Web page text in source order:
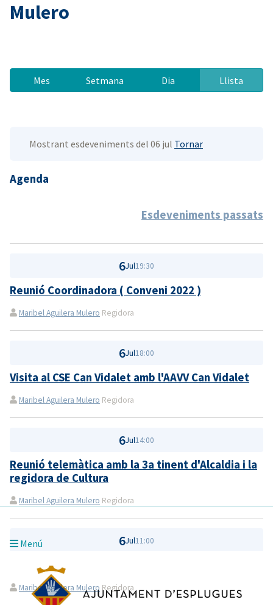
Mulero
Mes Setmana Dia Llista
Mostrant esdeveniments del 06 jul Tornar
Agenda
Esdeveniments passats
6Jul19:30
Reunió Coordinadora ( Conveni 2022 )
Maribel Aguilera Mulero Regidora
6Jul18:00
Visita al CSE Can Vidalet amb l'AAVV Can Vidalet
Maribel Aguilera Mulero Regidora
6Jul14:00
Reunió telemàtica amb la 3a tinent d'Alcaldia i la
regidora de Cultura
Maribel Aguilera Mulero Regidora
6Jul11:00
Reunio Activitats FM2021
Maribel Aguilera Mulero Regidora
Menú